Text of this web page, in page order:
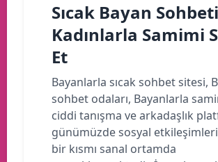
Sıcak Bayan Sohbeti
Kadınlarla Samimi
Et
Bayanlarla sıcak sohbet sitesi,
sohbet odaları, Bayanlarla
ciddi tanışma ve arkadaşlık
günümüzde sosyal
bir kısmı sanal ortamda